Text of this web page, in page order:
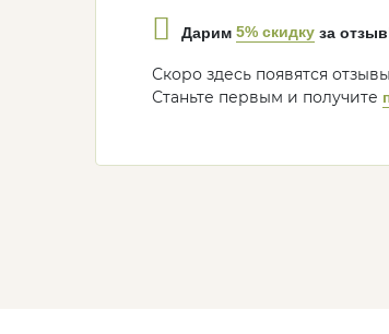
Дарим 5% скидку за
Скоро здесь появятся
Станьте первым и получите